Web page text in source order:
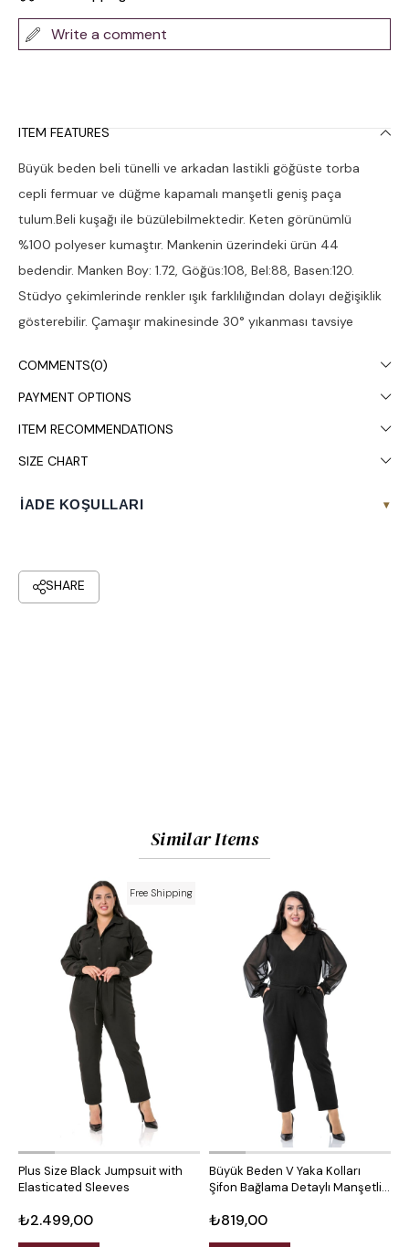
Write a comment
ITEM FEATURES
Büyük beden beli tünelli ve arkadan lastikli göğüste torba
cepli fermuar ve düğme kapamalı manşetli geniş paça
tulum.Beli kuşağı ile büzülebilmektedir. Keten görünümlü
%100 polyeser kumaştır. Mankenin üzerindeki ürün 44
bedendir. Manken Boy: 1.72, Göğüs:108, Bel:88, Basen:120.
Stüdyo çekimlerinde renkler ışık farklılığından dolayı değişiklik
gösterebilir. Çamaşır makinesinde 30° yıkanması tavsiye
COMMENTS(0)
PAYMENT OPTIONS
ITEM RECOMMENDATIONS
SIZE CHART
İADE KOŞULLARI ▾
Similar Items
Plus Size Black Jumpsuit with
Elasticated Sleeves
₺2.499,00
Free Shipping
Büyük Beden V Yaka Kolları
Şifon Bağlama Detaylı Manşetli
₺819,00